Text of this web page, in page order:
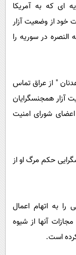
ای که به آمریکا
خود از وضعیت آزار
در سوریه را
" از عراق تماس
آزار همجنسگرایان
شورای امنیت
حکم مرگ او از
به اتهام اعمال
آنها از شیوه
است.